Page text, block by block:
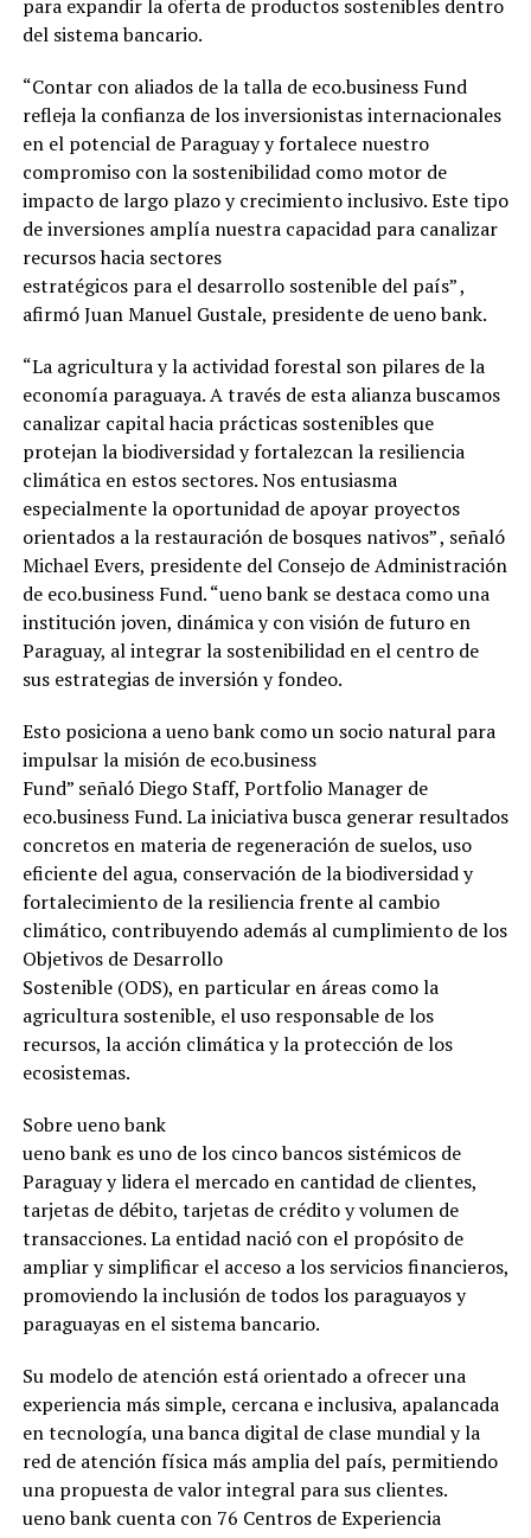
para expandir la oferta de productos sostenibles dentro
del sistema bancario.
“Contar con aliados de la talla de eco.business Fund
refleja la confianza de los inversionistas internacionales
en el potencial de Paraguay y fortalece nuestro
compromiso con la sostenibilidad como motor de
impacto de largo plazo y crecimiento inclusivo. Este tipo
de inversiones amplía nuestra capacidad para canalizar
recursos hacia sectores
estratégicos para el desarrollo sostenible del país” ,
afirmó Juan Manuel Gustale, presidente de ueno bank.
“La agricultura y la actividad forestal son pilares de la
economía paraguaya. A través de esta alianza buscamos
canalizar capital hacia prácticas sostenibles que
protejan la biodiversidad y fortalezcan la resiliencia
climática en estos sectores. Nos entusiasma
especialmente la oportunidad de apoyar proyectos
orientados a la restauración de bosques nativos” , señaló
Michael Evers, presidente del Consejo de Administración
de eco.business Fund. “ueno bank se destaca como una
institución joven, dinámica y con visión de futuro en
Paraguay, al integrar la sostenibilidad en el centro de
sus estrategias de inversión y fondeo.
Esto posiciona a ueno bank como un socio natural para
impulsar la misión de eco.business
Fund” señaló Diego Staff, Portfolio Manager de
eco.business Fund. La iniciativa busca generar resultados
concretos en materia de regeneración de suelos, uso
eficiente del agua, conservación de la biodiversidad y
fortalecimiento de la resiliencia frente al cambio
climático, contribuyendo además al cumplimiento de los
Objetivos de Desarrollo
Sostenible (ODS), en particular en áreas como la
agricultura sostenible, el uso responsable de los
recursos, la acción climática y la protección de los
ecosistemas.
Sobre ueno bank
ueno bank es uno de los cinco bancos sistémicos de
Paraguay y lidera el mercado en cantidad de clientes,
tarjetas de débito, tarjetas de crédito y volumen de
transacciones. La entidad nació con el propósito de
ampliar y simplificar el acceso a los servicios financieros,
promoviendo la inclusión de todos los paraguayos y
paraguayas en el sistema bancario.
Su modelo de atención está orientado a ofrecer una
experiencia más simple, cercana e inclusiva, apalancada
en tecnología, una banca digital de clase mundial y la
red de atención física más amplia del país, permitiendo
una propuesta de valor integral para sus clientes.
ueno bank cuenta con 76 Centros de Experiencia